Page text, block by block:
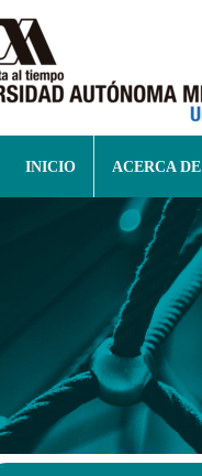
INICIO ACERCA DE